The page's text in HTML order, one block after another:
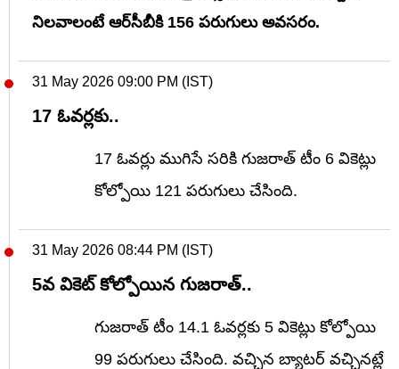
నిలవాలంటే ఆర్‌సీబీకి 156 పరుగులు అవసరం.
31 May 2026 09:00 PM (IST)
17 ఓవర్లకు..
17 ఓవర్లు ముగిసే సరికి గుజరాత్ టీం 6 వికెట్లు
కోల్పోయి 121 పరుగులు చేసింది.
31 May 2026 08:44 PM (IST)
5వ వికెట్ కోల్పోయిన గుజరాత్..
గుజరాత్ టీం 14.1 ఓవర్లకు 5 వికెట్లు కోల్పోయి
99 పరుగులు చేసింది. వచ్చిన బ్యాటర్ వచ్చినట్లే